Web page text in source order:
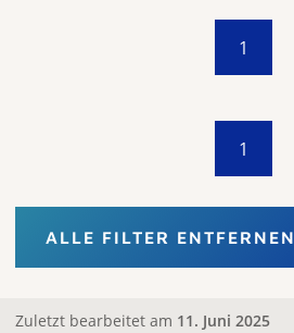
1
1
ALLE FILTER ENTFERNEN
Zuletzt bearbeitet am 11. Juni 2025